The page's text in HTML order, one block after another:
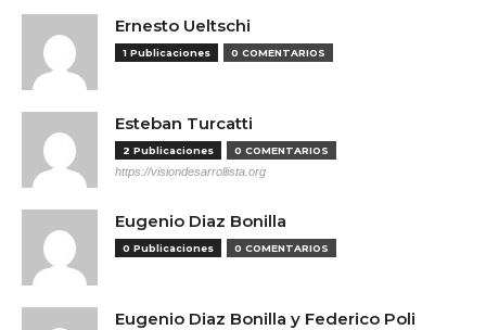
Ernesto Ueltschi
1 Publicaciones 0 COMENTARIOS
Esteban Turcatti
2 Publicaciones 0 COMENTARIOS
https://visiondesarrollista.org
Eugenio Diaz Bonilla
0 Publicaciones 0 COMENTARIOS
Eugenio Diaz Bonilla y Federico Poli